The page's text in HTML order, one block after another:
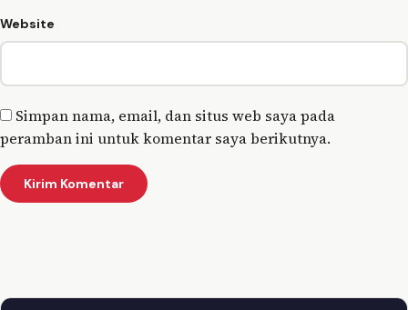
Website
Simpan nama, email, dan situs web saya pada
peramban ini untuk komentar saya berikutnya.